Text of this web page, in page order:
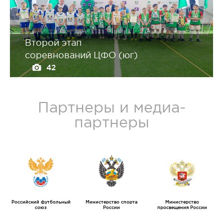
Второй этап
соревнований ЦФО (юг)
42
Партнеры и медиа-
партнеры
Российский футбольный
союз
Министерство спорта
России
Министерство
просвещения России